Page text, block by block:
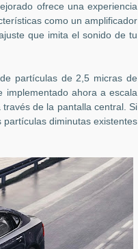
ofrece una experiencia
como un amplificador
que imita el sonido de tu
partículas de 2,5 micras de
implementado ahora a escala
de la pantalla central. Si
diminutas existentes